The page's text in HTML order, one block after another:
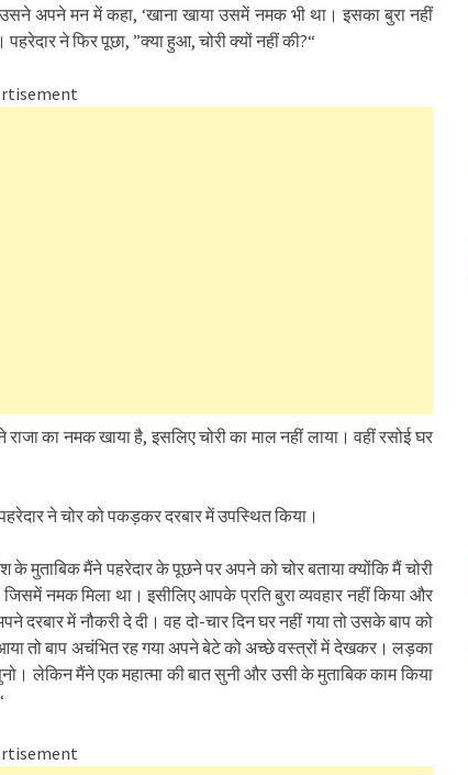
अपने मन में कहा, ‘खाना खाया उसमें नमक भी था। इसका बुरा नहीं
ने फिर पूछा, ”क्या हुआ, चोरी क्यों नहीं की?“
का नमक खाया है, इसलिए चोरी का माल नहीं लाया। वहीं रसोई घर
ने चोर को पकड़कर दरबार में उपस्थित किया।
के मुताबिक मैंने पहरेदार के पूछने पर अपने को चोर बताया क्योंकि मैं चोरी
नमक मिला था। इसीलिए आपके प्रति बुरा व्यवहार नहीं किया और
में नौकरी दे दी। वह दो-चार दिन घर नहीं गया तो उसके बाप को
तो बाप अचंभित रह गया अपने बेटे को अच्छे वस्त्रों में देखकर। लड़का
लेकिन मैंने एक महात्मा की बात सुनी और उसी के मुताबिक काम किया